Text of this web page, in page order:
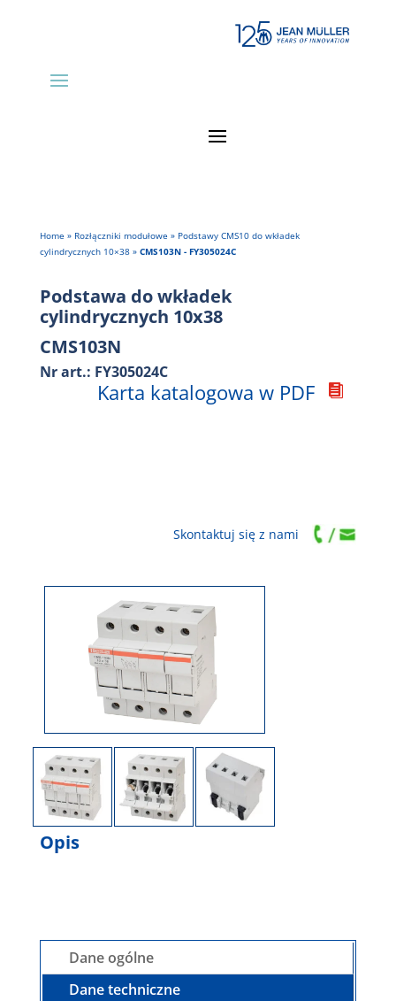
Home » Rozłączniki modułowe » Podstawy CMS10 do wkładek
cylindrycznych 10×38» CMS103N - FY305024C
Podstawa do wkładek
cylindrycznych 10x38
CMS103N
Nr art.: FY305024C

Karta katalogowa w PDF
Skontaktuj się z nami
Opis
Dane ogólne
Dane techniczne